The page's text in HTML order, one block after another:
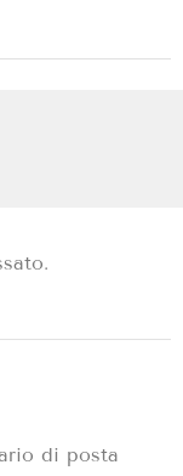
.
di posta